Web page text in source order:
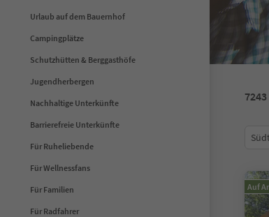
Urlaub auf dem Bauernhof
Campingplätze
Schutzhütten & Berggasthöfe
Jugendherbergen
Nachhaltige Unterkünfte
Barrierefreie Unterkünfte
Für Ruheliebende
Für Wellnessfans
Für Familien
Für Radfahrer
7243
Auf